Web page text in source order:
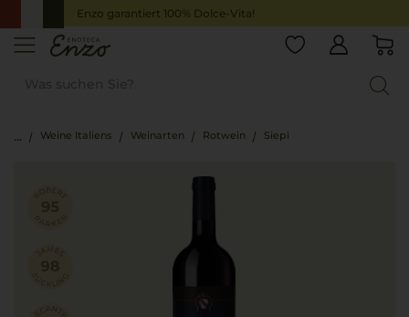
Enzo garantiert 100% Dolce-Vita!
Weine Italiens Weinarten Rotwein Siepi